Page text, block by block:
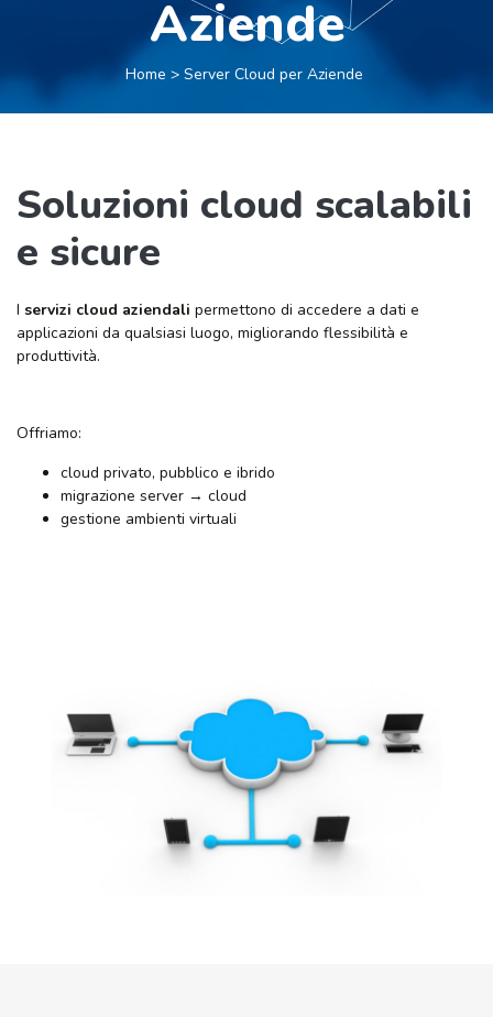
Aziende
Home > Server Cloud per Aziende
Soluzioni cloud scalabili
e sicure
I servizi cloud aziendali permettono di accedere a dati e
applicazioni da qualsiasi luogo, migliorando flessibilità e
produttività.
Offriamo:
cloud privato, pubblico e ibrido
migrazione server → cloud
gestione ambienti virtuali